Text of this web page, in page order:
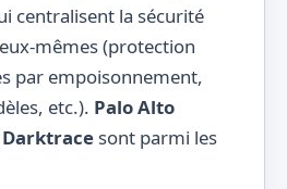
centralisent la sécurité
mêmes (protection
par empoisonnement,
etc.). Palo Alto
Darktrace sont parmi les